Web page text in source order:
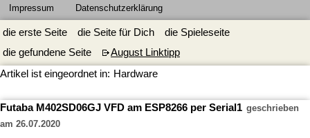
Impressum Datenschutzerklärung
die erste Seite die Seite für Dich
die Spieleseite
die gefundene Seite
August Linktipp
Artikel ist eingeordnet in: Hardware
Futaba M402SD06GJ VFD am ESP8266 per Serial1 geschrieben
am 26.07.2020